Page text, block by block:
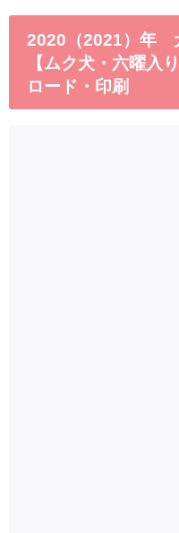
2020（2021）年
【ムク犬・六曜入
ロード・印刷